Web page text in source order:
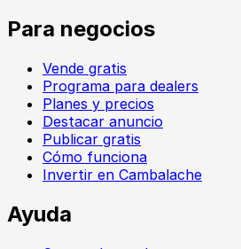
Para negocios
Vende gratis
Programa para dealers
Planes y precios
Destacar anuncio
Publicar gratis
Cómo funciona
Invertir en Cambalache
Ayuda